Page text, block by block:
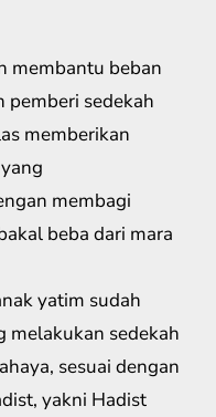
membantu beban
pemberi sedekah
memberikan
membagi
beba dari mara
yatim sudah
melakukan sedekah
sesuai dengan
yakni Hadist